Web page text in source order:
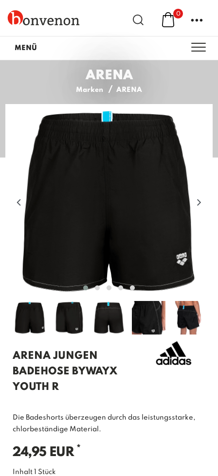
0 ...
MENÜ
ARENA
Marken ARENA
ARENA JUNGEN
BADEHOSE BYWAYX
YOUTH R
Die Badeshorts überzeugen durch das leistungsstarke,
chlorbeständige Material.
24,95 EUR *
Inhalt1Stück